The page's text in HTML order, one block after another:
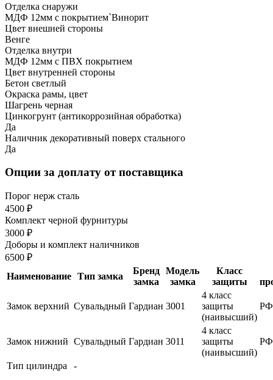
Отделка снаружи
МДФ 12мм с покрытием`Винорит
Цвет внешней стороны
Венге
Отделка внутри
МДФ 12мм с ПВХ покрытием
Цвет внутренней стороны
Бетон светлый
Окраска рамы, цвет
Шагрень черная
Цинкогрунт (антикоррозийная обработка)
Да
Наличник декоративный поверх стального
Да
Опции за доплату от поставщика
Порог нерж сталь
4500 ₽
Комплект черной фурнитуры
3000 ₽
Доборы и комплект наличников
6500 ₽
Наименование Тип замка
Бренд
замка
Модель
замка
Класс
защиты
Замок верхний Сувальдный Гардиан 3001
4 класс
защиты
(наивысший)
РФ
Замок нижний Сувальдный Гардиан 3011
4 класс
защиты
(наивысший)
РФ
Тип цилиндра -